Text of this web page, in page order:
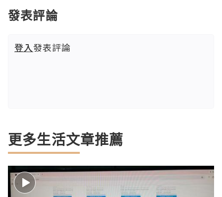
發表評論
登入發表評論
更多生活文章推薦